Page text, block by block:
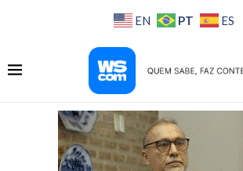
EN PT ES